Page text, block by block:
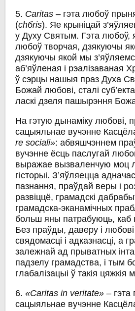
5. Caritas– гэта любоў
(chбris). Яе крыніцай
у Духу Святым. Гэта любоў,
любоў творчая, дзякуючы
дзякуючы якой мы
аб’яўленая i рэалізаваная
ў сэрцы нашыя праз Духа
Божай любові, сталі
ласкі дзеля пашырэння
На гэтую дынаміку любові,
сацыяльнае вучэнне
re sociali»: абвяшчэннем
вучэнне ёсць паслугай
выражае вызваленчую моц
гісторыі. З’яўляецца
пазнання, праўдай веры i
развіццё, грамадскі
грамадска-эканамічных
больш яны патрабуюць, каб
Без праўды, даверу і
свядомасці i адказнасці, а
залежнай ад прыватных
падзелу грамадства, і тым
глабалізацыі ў такія
6.«Caritas in veritate» –
сацыяльнае вучэнне